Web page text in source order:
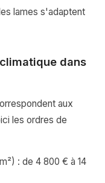
lames s'adaptent
dans
aux
les ordres de
: de 4 800 € à 14